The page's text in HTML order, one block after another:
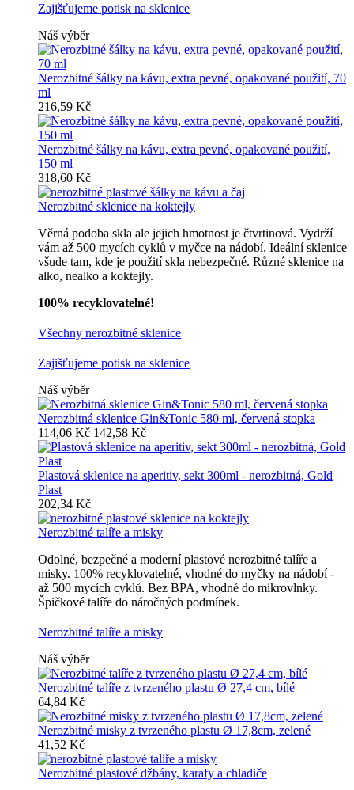
Zajišťujeme potisk na sklenice
Náš výběr
Nerozbitné šálky na kávu, extra pevné, opakované použití, 70
ml
216,59 Kč
Nerozbitné šálky na kávu, extra pevné, opakované použití,
150 ml
318,60 Kč
Nerozbitné sklenice na koktejly
Věrná podoba skla ale jejich hmotnost je čtvrtinová. Vydrží
vám až 500 mycích cyklů v myčce na nádobí. Ideální sklenice
všude tam, kde je použití skla nebezpečné. Různé sklenice na
alko, nealko a koktejly.
100% recyklovatelné!
Všechny nerozbitné sklenice
Zajišťujeme potisk na sklenice
Náš výběr
Nerozbitná sklenice Gin&Tonic 580 ml, červená stopka
114,06 Kč 142,58 Kč
Plastová sklenice na aperitiv, sekt 300ml - nerozbitná, Gold
Plast
202,34 Kč
Nerozbitné talíře a misky
Odolné, bezpečné a moderní plastové nerozbitné talíře a
misky. 100% recyklovatelné, vhodné do myčky na nádobí -
až 500 mycích cyklů. Bez BPA, vhodné do mikrovlnky.
Špičkové talíře do náročných podmínek.
Nerozbitné talíře a misky
Náš výběr
Nerozbitné talíře z tvrzeného plastu Ø 27,4 cm, bílé
64,84 Kč
Nerozbitné misky z tvrzeného plastu Ø 17,8cm, zelené
41,52 Kč
Nerozbitné plastové džbány, karafy a chladiče